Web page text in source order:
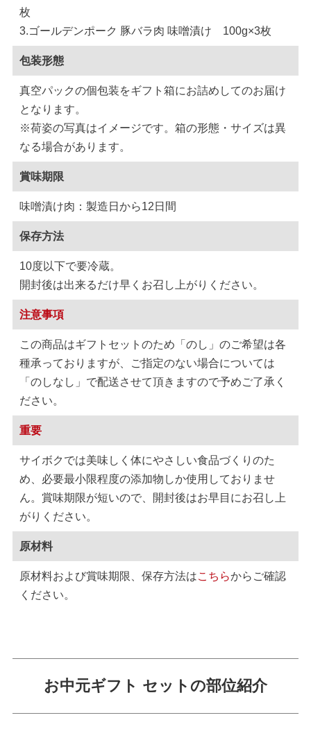
枚
3.ゴールデンポーク 豚バラ肉 味噌漬け 100g×3枚
包装形態
真空パックの個包装をギフト箱にお詰めしてのお届け
となります。
※荷姿の写真はイメージです。箱の形態・サイズは異
なる場合があります。
賞味期限
味噌漬け肉：製造日から12日間
保存方法
10度以下で要冷蔵。
開封後は出来るだけ早くお召し上がりください。
注意事項
この商品はギフトセットのため「のし」のご希望は各
種承っておりますが、ご指定のない場合については
「のしなし」で配送させて頂きますので予めご了承く
ださい。
重要
サイボクでは美味しく体にやさしい食品づくりのた
め、必要最小限程度の添加物しか使用しておりませ
ん。賞味期限が短いので、開封後はお早目にお召し上
がりください。
原材料
原材料および賞味期限、保存方法はこちらからご確認
ください。
お中元ギフト セットの部位紹介